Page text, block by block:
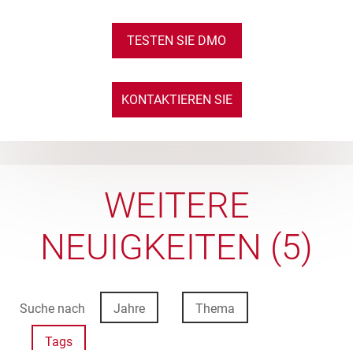
TESTEN SIE DMO
KONTAKTIEREN SIE
WEITERE
NEUIGKEITEN (5)
Suche nach Jahre Thema
Tags